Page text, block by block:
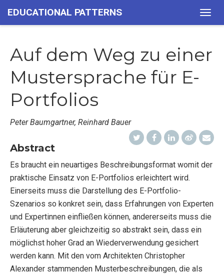
EDUCATIONAL PATTERNS
Auf dem Weg zu einer
Mustersprache für E-
Portfolios
Peter Baumgartner, Reinhard Bauer
Abstract
Es braucht ein neuartiges Beschreibungsformat womit der
praktische Einsatz von E-Portfolios erleichtert wird.
Einerseits muss die Darstellung des E-Portfolio-
Szenarios so konkret sein, dass Erfahrungen von Experten
und Expertinnen einfließen können, andererseits muss die
Erläuterung aber gleichzeitig so abstrakt sein, dass ein
möglichst hoher Grad an Wiederverwendung gesichert
werden kann. Mit den vom Architekten Christopher
Alexander stammenden Musterbeschreibungen, die als